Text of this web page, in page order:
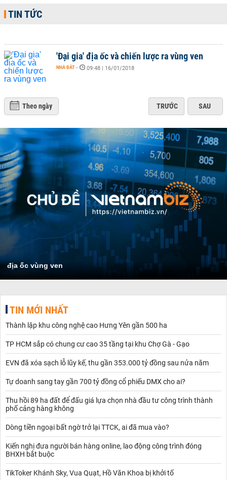
TIN TỨC
'Đại gia' địa ốc và chiến lược ra vùng ven
NHÀ ĐẤT - 09:48 | 16/01/2018
Theo ngày TRƯỚC SAU
địa ốc vùng ven
TIN MỚI NHẤT
Thành lập khu công nghệ cao Hưng Yên gần 500 ha
TP HCM sắp có chung cư cao 35 tầng tại khu Chợ Gà - Gạo
EVN đã xóa sạch lỗ lũy kế, thu gần 353.000 tỷ đồng sau nửa năm
Tự doanh sang tay gần 700 tỷ đồng cổ phiếu DMX cho ai?
Thu hồi 89 ha đất để đấu giá lựa chọn nhà đầu tư công trình thành
phố cảng hàng không
Dòng tiền ngoại bất ngờ trở lại TTCK, ai đã mua vào?
Kiến nghị đưa người bán hàng online, lao động công trình đóng
BHXH bắt buộc
TikToker Khánh Sky, Vua Quạt, Hồ Văn Khoa bị khởi tố